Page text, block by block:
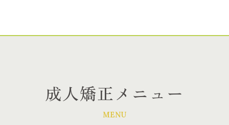
成人矯正メニュー
MENU